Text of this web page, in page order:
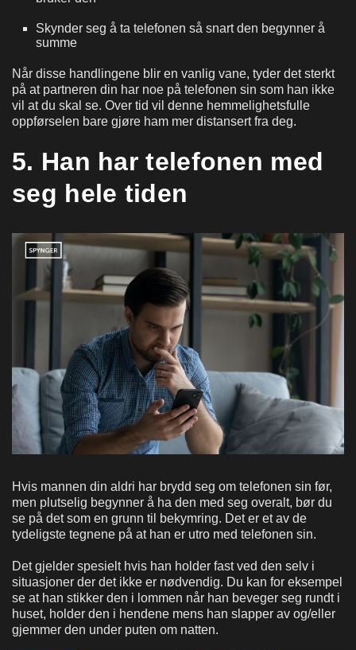
Skynder seg å ta telefonen så snart den begynner å
summe
Når disse handlingene blir en vanlig vane, tyder det sterkt
på at partneren din har noe på telefonen sin som han ikke
vil at du skal se. Over tid vil denne hemmelighetsfulle
oppførselen bare gjøre ham mer distansert fra deg.
5. Han har telefonen med
seg hele tiden
Hvis mannen din aldri har brydd seg om telefonen sin før,
men plutselig begynner å ha den med seg overalt, bør du
se på det som en grunn til bekymring. Det er et av de
tydeligste tegnene på at han er utro med telefonen sin.
Det gjelder spesielt hvis han holder fast ved den selv i
situasjoner der det ikke er nødvendig. Du kan for eksempel
se at han stikker den i lommen når han beveger seg rundt i
huset, holder den i hendene mens han slapper av og/eller
gjemmer den under puten om natten.